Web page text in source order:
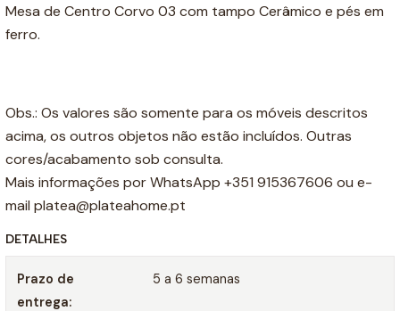
Mesa de Centro Corvo 03 com tampo Cerâmico e pés em
ferro.
Obs.: Os valores são somente para os móveis descritos
acima, os outros objetos não estão incluídos. Outras
cores/acabamento sob consulta.
Mais informações por WhatsApp +351 915367606 ou e-
mail platea@plateahome.pt
DETALHES
Prazo de
entrega:
5 a 6 semanas